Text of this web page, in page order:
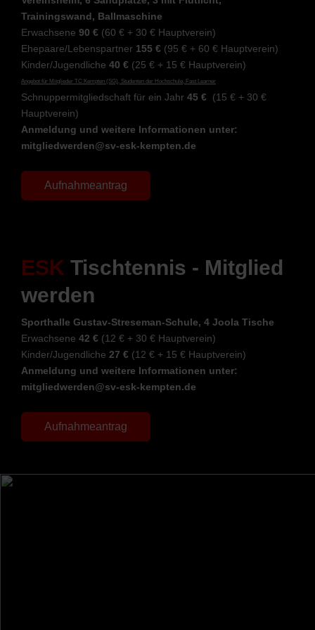
Trainingswand, Ballmaschine
Erwachsene 90 € (60 € + 30 € Hauptverein)
Ehepaare/Lebenspartner 155 € (95 € + 60 € Hauptverein)
Kinder/Jugendliche 40 € (25 € + 15 € Hauptverein)
Angebot für Mitglieder TC Kempten (SG), Studenten der Hochschule, Fast Learner
Schnuppermitgliedschaft für ein Jahr 45 € (15 € + 30 €
Hauptverein)
Anmeldung und weitere Informationen unter:
mitgliedwerden@sv-esk-kempten.de
Aufnahmeantrag
ESK Tischtennis - Mitglied
werden
Sporthalle Gustav-Streseman-Schule, 4 Joola Tische
Erwachsene 42 € (12 € + 30 € Hauptverein)
Kinder/Jugendliche 27 € (12 € + 15 € Hauptverein)
Anmeldung und weitere Informationen unter:
mitgliedwerden@sv-esk-kempten.de
Aufnahmeantrag